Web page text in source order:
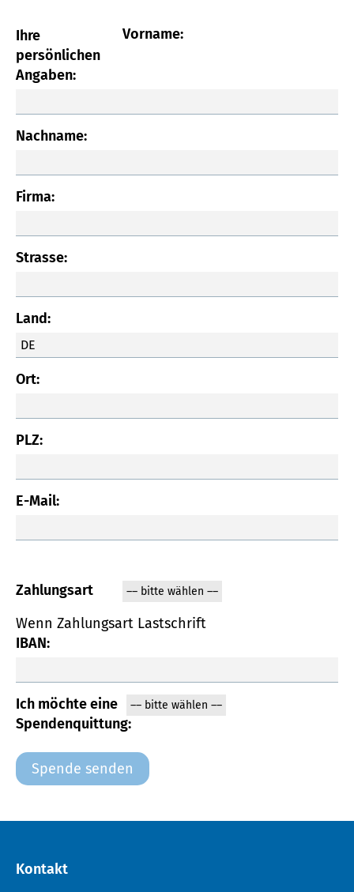
Ihre
persönlichen
Angaben:
Vorname:
Nachname:
Firma:
Strasse:
Land:
Ort:
PLZ:
E-Mail:
Zahlungsart
Wenn Zahlungsart Lastschrift
IBAN:
Ich möchte eine
Spendenquittung:
Kontakt